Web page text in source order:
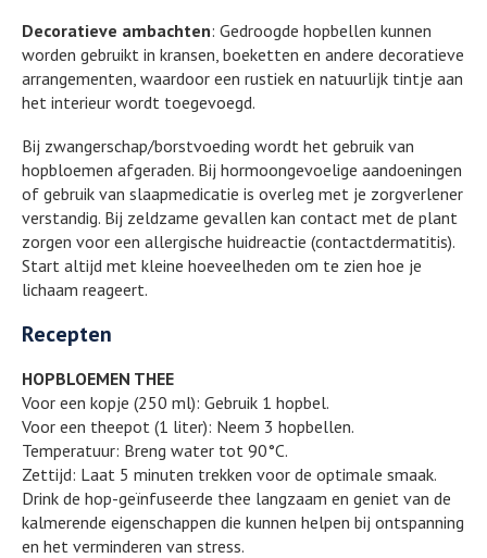
Decoratieve ambachten: Gedroogde hopbellen kunnen
worden gebruikt in kransen, boeketten en andere decoratieve
arrangementen, waardoor een rustiek en natuurlijk tintje aan
het interieur wordt toegevoegd.
Bij zwangerschap/borstvoeding wordt het gebruik van
hopbloemen afgeraden. Bij hormoongevoelige aandoeningen
of gebruik van slaapmedicatie is overleg met je zorgverlener
verstandig. Bij zeldzame gevallen kan contact met de plant
zorgen voor een allergische huidreactie (contactdermatitis).
Start altijd met kleine hoeveelheden om te zien hoe je
lichaam reageert.
Recepten
HOPBLOEMEN THEE
Voor een kopje (250 ml): Gebruik 1 hopbel.
Voor een theepot (1 liter): Neem 3 hopbellen.
Temperatuur: Breng water tot 90°C.
Zettijd: Laat 5 minuten trekken voor de optimale smaak.
Drink de hop-geïnfuseerde thee langzaam en geniet van de
kalmerende eigenschappen die kunnen helpen bij ontspanning
en het verminderen van stress.